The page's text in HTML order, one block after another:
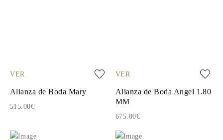
VER
Alianza de Boda Mary
515.00€
VER
Alianza de Boda Angel 1.80
MM
675.00€